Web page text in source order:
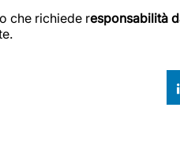
che richiede responsabilità